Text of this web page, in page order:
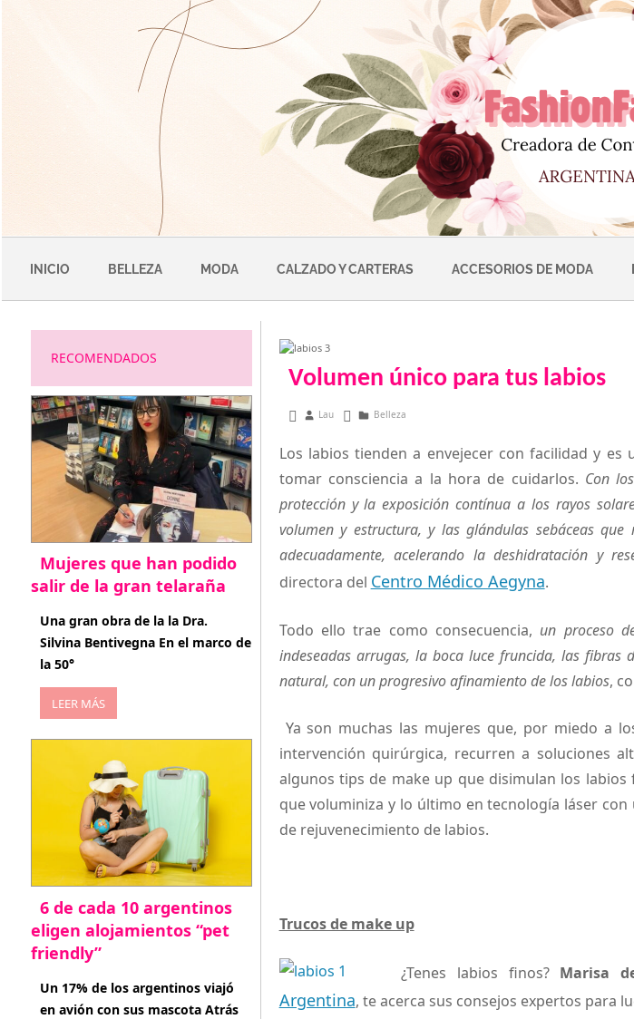
INICIO BELLEZA MODA CALZADO Y CARTERAS ACCESORIOS DE MODA
Volumen único para tus labios
agosto 22, 2013
Lau Belleza
Los labios tienden a envejecer con facilidad y
tomar consciencia a la hora de cuidarlos. Con
protección y la exposición contínua a los rayos
volumen y estructura, y las glándulas sebáceas
adecuadamente, acelerando la deshidratación y
directora del Centro Médico Aegyna.
Todo ello trae como consecuencia, un proceso
indeseadas arrugas, la boca luce fruncida, las fibras
natural, con un progresivo afinamiento de los labios,
Ya son muchas las mujeres que, por miedo a
intervención quirúrgica, recurren a soluciones
algunos tips de make up que disimulan los
que voluminiza y lo último en tecnología láser
de rejuvenecimiento de labios.
Trucos de make up
¿Tenes labios finos? Marisa
Argentina, te acerca sus consejos expertos para
RECOMENDADOS
Mujeres que han podido
salir de la gran telaraña
abril 29, 2026
Una gran obra de la la Dra.
Silvina Bentivegna En el marco de
la 50°
LEER MÁS
6 de cada 10 argentinos
eligen alojamientos “pet
friendly”
abril 27, 2026
Un 17% de los argentinos viajó
en avión con sus mascota Atrás